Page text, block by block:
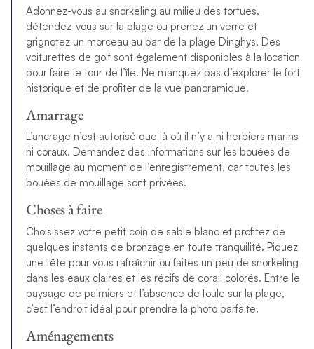
Adonnez-vous au snorkeling au milieu des tortues,
détendez-vous sur la plage ou prenez un verre et
grignotez un morceau au bar de la plage Dinghys. Des
voiturettes de golf sont également disponibles à la location
pour faire le tour de l’île. Ne manquez pas d’explorer le fort
historique et de profiter de la vue panoramique.
Amarrage
L’ancrage n’est autorisé que là où il n’y a ni herbiers marins
ni coraux. Demandez des informations sur les bouées de
mouillage au moment de l’enregistrement, car toutes les
bouées de mouillage sont privées.
Choses à faire
Choisissez votre petit coin de sable blanc et profitez de
quelques instants de bronzage en toute tranquilité. Piquez
une tête pour vous rafraîchir ou faites un peu de snorkeling
dans les eaux claires et les récifs de corail colorés. Entre le
paysage de palmiers et l’absence de foule sur la plage,
c’est l’endroit idéal pour prendre la photo parfaite.
Aménagements